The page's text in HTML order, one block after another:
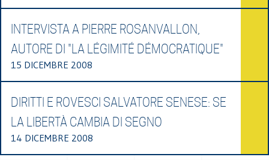
INTERVISTA A PIERRE ROSANVALLON,
AUTORE DI "LA LÉGIMITÉ DÉMOCRATIQUE"
15 DICEMBRE 2008
DIRITTI E ROVESCI SALVATORE SENESE: SE
LA LIBERTÀ CAMBIA DI SEGNO
14 DICEMBRE 2008